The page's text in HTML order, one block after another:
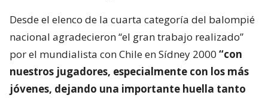
Desde el elenco de la cuarta categoría del balompié
nacional agradecieron “el gran trabajo realizado”
por el mundialista con Chile en Sídney 2000 “con
nuestros jugadores, especialmente con los más
jóvenes, dejando una importante huella tanto